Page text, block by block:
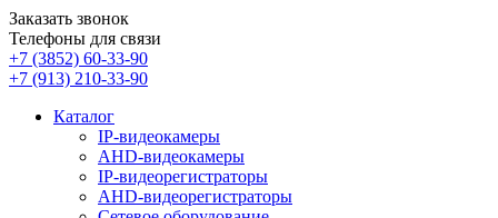
Заказать звонок
Телефоны для связи
+7 (3852) 60-33-90
+7 (913) 210-33-90
Каталог
IP-видеокамеры
AHD-видеокамеры
IP-видеорегистраторы
AHD-видеорегистраторы